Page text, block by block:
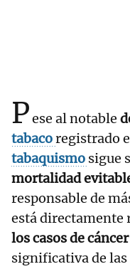
Pese al notable
tabacoregistrado
tabaquismo sigue
mortalidad
responsable de
está directamente
los casos de
significativa de las